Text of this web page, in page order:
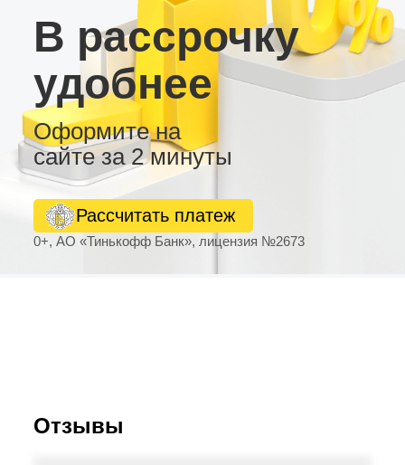
В рассрочку
удобнее
Оформите на
сайте за 2 минуты
0+, АО «Тинькофф Банк», лицензия №2673
Рассчитать платеж
Отзывы